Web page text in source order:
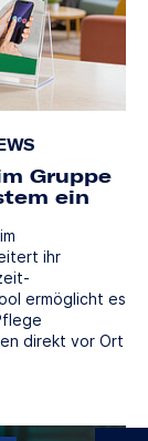
Gruppe
ein
ihr
ermöglicht es
direkt vor Ort